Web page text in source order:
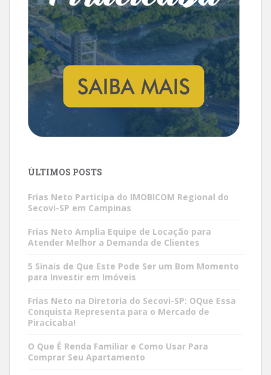
ÚLTIMOS POSTS
Frias Neto Participa do IMOBICOM Regional do
Secovi-SP em Campinas
Frias Neto Amplia Equipe de Locação para
Atender Melhor a Demanda de Clientes
5 Sinais de Que Este Pode Ser um Bom Momento
para Investir em Imóveis
Frias Neto na Diretoria do Secovi-SP: OQue Essa
Conquista Representa para o Mercado de
Piracicaba!
O Que É Renda Familiar e Como Usar Para
Comprar Seu Apartamento